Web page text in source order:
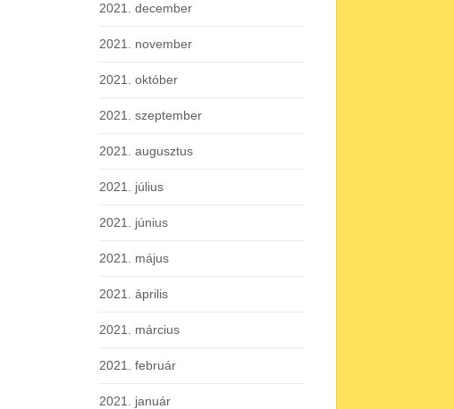
2021. december
2021. november
2021. október
2021. szeptember
2021. augusztus
2021. július
2021. június
2021. május
2021. április
2021. március
2021. február
2021. január